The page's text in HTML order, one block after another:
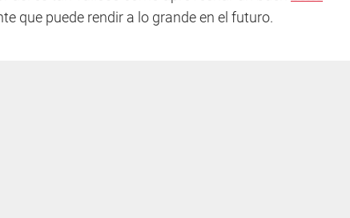
que puede rendir a lo grande en el futuro.